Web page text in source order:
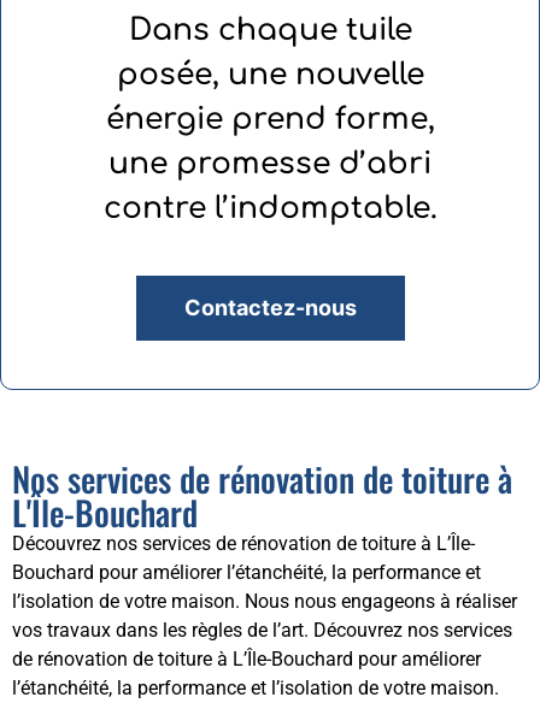
Dans chaque tuile
posée, une nouvelle
énergie prend forme,
une promesse d’abri
contre l’indomptable.
Contactez-nous
Nos services de rénovation de toiture à
L'Île-Bouchard
Découvrez nos services de rénovation de toiture à L’Île-
Bouchard pour améliorer l’étanchéité, la performance et
l’isolation de votre maison. Nous nous engageons à réaliser
vos travaux dans les règles de l’art. Découvrez nos services
de rénovation de toiture à L’Île-Bouchard pour améliorer
l’étanchéité, la performance et l’isolation de votre maison.